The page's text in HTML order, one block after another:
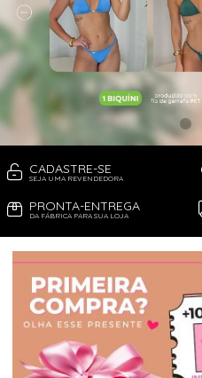
TOP DE BIQUÍNI
TOP E CROPPEDS
CADASTRE-SE
SEJA UMA REVENDEDORA
PRONTA-ENTREGA
DA FÁBRICA PARA SUA LOJA